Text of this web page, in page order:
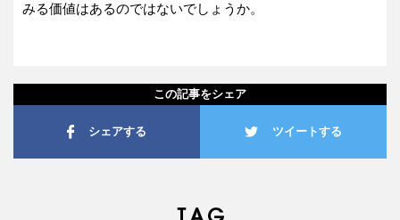
みる価値はあるのではないでしょうか。
この記事をシェア
シェアする ツイートする